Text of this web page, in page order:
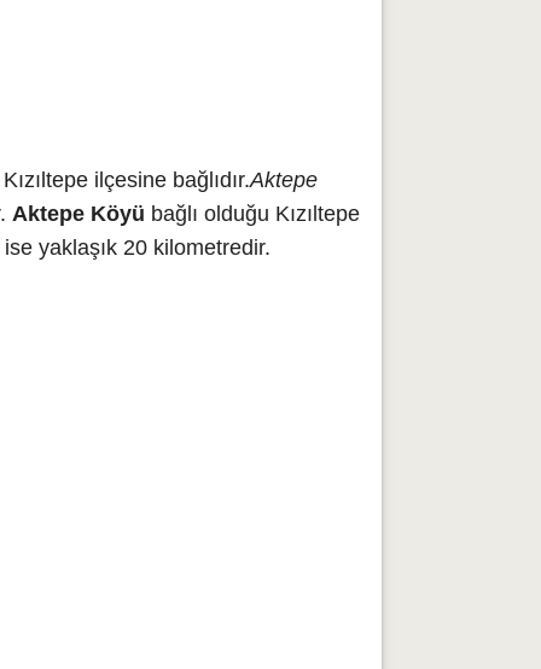
ilçesine bağlıdır.Aktepe
Aktepe Köyü bağlı olduğu Kızıltepe
yaklaşık 20 kilometredir.